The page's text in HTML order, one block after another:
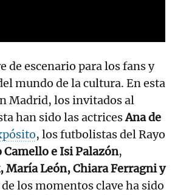
de escenario para los fans y
mundo de la cultura. En esta
Madrid, los invitados al
han sido las actricesAna de
, los futbolistas del Rayo
Camello e Isi Palazón,
María León, Chiara Ferragni y
de los momentos clave ha sido